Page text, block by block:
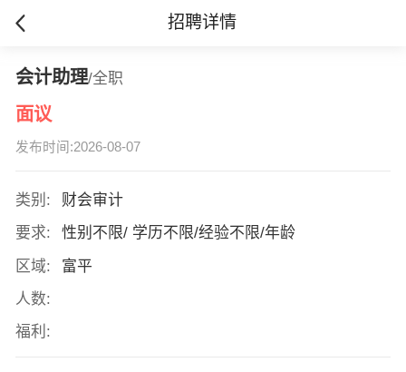
招聘详情
会计助理/全职
面议
发布时间:2026-08-07
类别:
财会审计
要求:
性别不限/ 学历不限/经验不限/年龄
区域:
富平
人数:
福利: